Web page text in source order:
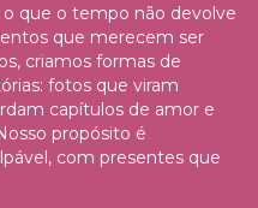
que o tempo não devolve
que merecem ser
criamos formas de
fotos que viram
capítulos de amor e
propósito é
com presentes que